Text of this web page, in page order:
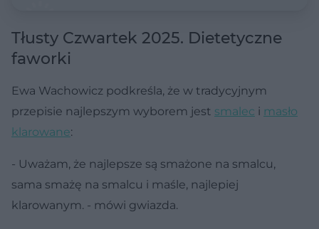
Tłusty Czwartek 2025. Dietetyczne
faworki
Ewa Wachowicz podkreśla, że w tradycyjnym
przepisie najlepszym wyborem jest smalec i masło
klarowane:
- Uważam, że najlepsze są smażone na smalcu,
sama smażę na smalcu i maśle, najlepiej
klarowanym. - mówi gwiazda.